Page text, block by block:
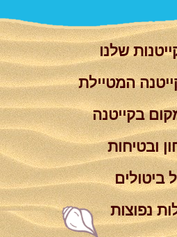
שלנו
המטיילת
בקייטנה
ובטיחות
ביטולים
נפוצות